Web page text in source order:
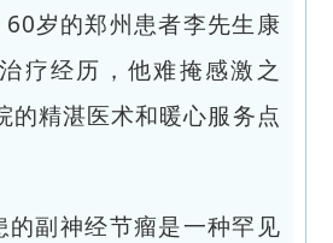
岁的郑州患者李先生康
疗经历，他难掩感激之
的精湛医术和暖心服务点
的副神经节瘤是一种罕见